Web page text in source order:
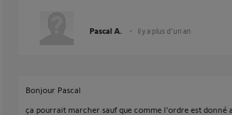
Pascal A. il y a plus d'un an
Bonjour Pascal
ça pourrait marcher sauf que comme l'ordre est donné